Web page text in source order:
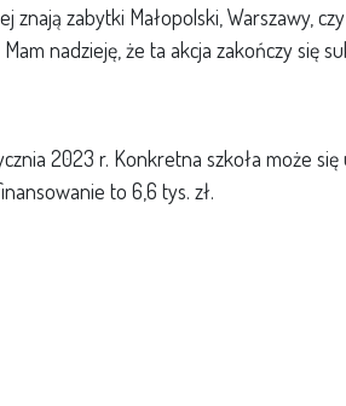
znają zabytki Małopolski, Warszawy,
nadzieję, że ta akcja zakończy się
2023 r. Konkretna szkoła może się
to 6,6 tys. zł.